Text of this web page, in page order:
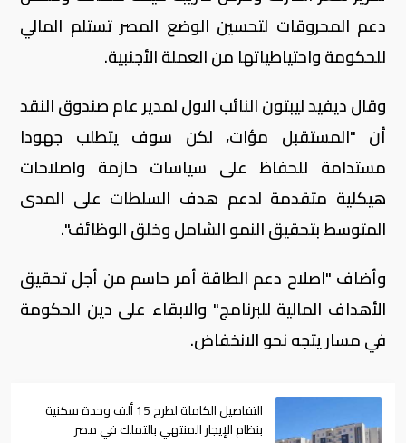
دعم المحروقات لتحسين الوضع المصر تستلم المالي
للحكومة واحتياطياتها من العملة الأجنبية.
وقال ديفيد ليبتون النائب الاول لمدير عام صندوق النقد
أن "المستقبل مؤات، لكن سوف يتطلب جهودا
مستدامة للحفاظ على سياسات حازمة واصلاحات
هيكلية متقدمة لدعم هدف السلطات على المدى
المتوسط بتحقيق النمو الشامل وخلق الوظائف".
وأضاف "اصلاح دعم الطاقة أمر حاسم من أجل تحقيق
الأهداف المالية للبرنامج" والابقاء على دين الحكومة
في مسار يتجه نحو الانخفاض.
التفاصيل الكاملة لطرح 15 ألف وحدة سكنية
بنظام الإيجار المنتهي بالتملك في مصر